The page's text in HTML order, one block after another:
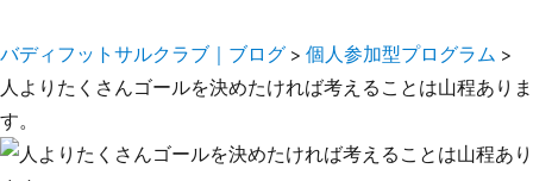
バディフットサルクラブ｜ブログ > 個人参加型プログラム >
人よりたくさんゴールを決めたければ考えることは山程ありま
す。